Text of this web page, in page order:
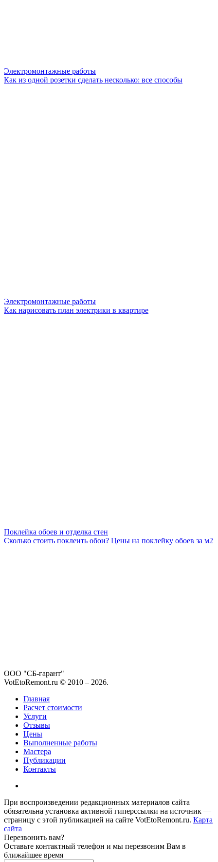
Электромонтажные работы
Как из одной розетки сделать несколько: все способы
Электромонтажные работы
Как нарисовать план электрики в квартире
Поклейка обоев и отделка стен
Сколько стоить поклеить обои? Цены на поклейку обоев за м2
ООО "СБ-гарант"
VotEtoRemont.ru © 2010 – 2026.
Главная
Расчет стоимости
Услуги
Отзывы
Цены
Выполненные работы
Мастера
Публикации
Контакты
При воспроизведении редакционных материалов сайта
обязательна установка активной гиперссылки на источник —
страницу с этой публикацией на сайте VotEtoRemont.ru. Карта
сайта
Перезвонить вам?
Оставьте контактный телефон и мы перезвоним Вам в
ближайшее время